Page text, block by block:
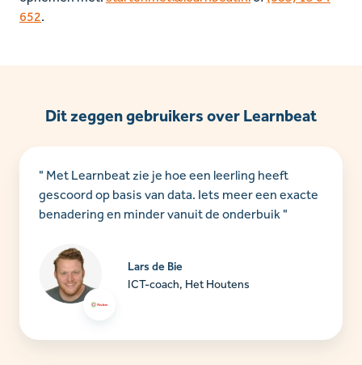
652.
Dit zeggen gebruikers over Learnbeat
" Met Learnbeat zie je hoe een leerling heeft
gescoord op basis van data. Iets meer een exacte
benadering en minder vanuit de onderbuik "
Lars de Bie
ICT-coach, Het Houtens